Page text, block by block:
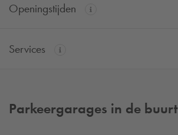
Openingstijden
Services
Parkeergarages in de buurt